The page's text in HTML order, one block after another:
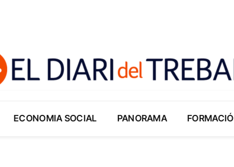
ECONOMIA SOCIAL PANORAMA FORMACIÓ